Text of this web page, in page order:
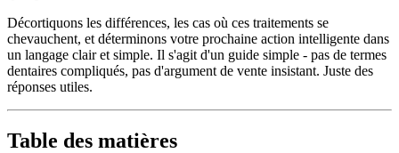
Décortiquons les différences, les cas où ces traitements se
chevauchent, et déterminons votre prochaine action intelligente dans
un langage clair et simple. Il s'agit d'un guide simple - pas de termes
dentaires compliqués, pas d'argument de vente insistant. Juste des
réponses utiles.
Table des matières